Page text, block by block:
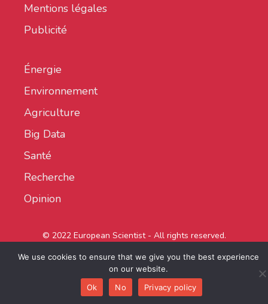
Mentions légales
Publicité
Énergie
Environnement
Agriculture
Big Data
Santé
Recherche
Opinion
© 2022 European Scientist - All rights reserved.
We use cookies to ensure that we give you the best experience
on our website.
Ok
No Privacy policy